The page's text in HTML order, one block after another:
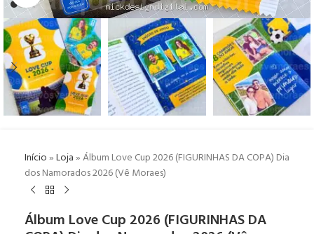
Início»Loja»Álbum Love Cup 2026 (FIGURINHAS DA COPA) Dia
dos Namorados 2026 (Vê Moraes)
Álbum Love Cup 2026 (FIGURINHAS DA